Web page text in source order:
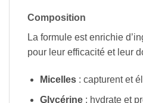
Composition
La formule est enrichie
pour leur efficacité et leur
Micelles: capturent et
Glycérine: hydrate et